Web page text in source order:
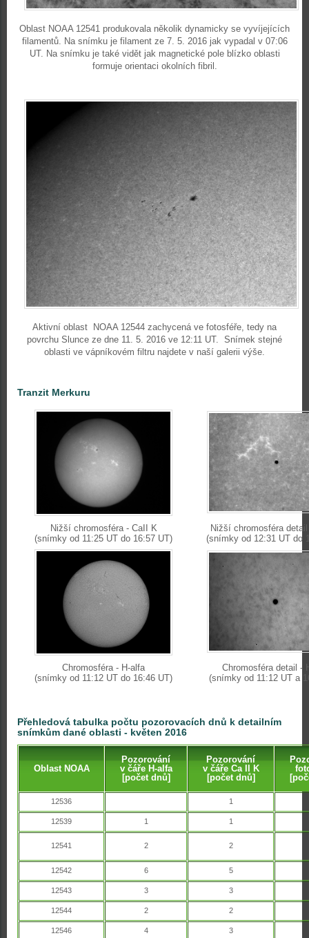
Oblast NOAA 12541 produkovala několik dynamicky se vyvíjejících
filamentů. Na snímku je filament ze 7. 5. 2016 jak vypadal v 07:06
UT. Na snímku je také vidět jak magnetické pole blízko oblasti
formuje orientaci okolních fibril.
Aktivní oblast NOAA 12544 zachycená ve fotosféře, tedy na
povrchu Slunce ze dne 11. 5. 2016 ve 12:11 UT. Snímek stejné
oblasti ve vápníkovém filtru najdete v naší galerii výše.
Tranzit Merkuru
Nižší chromosféra - CaII K
(snímky od 11:25 UT do 16:57 UT)
Nižší chromosféra
(snímky od 12:31 UT do
Chromosféra - H-alfa
(snímky od 11:12 UT do 16:46 UT)
Chromosféra detail -
(snímky od 11:12 UT a
Přehledová tabulka počtu pozorovacích dnů k detailním
snímkům dané oblasti - květen 2016
Oblast NOAA
Pozorování
v čáře H-alfa
[počet dnů]
Pozorování
v čáře Ca II K
[počet dnů]
12536 1
12539 1 1
12541 2 2
12542 6 5
12543 3 3
12544 2 2
12546 4 3